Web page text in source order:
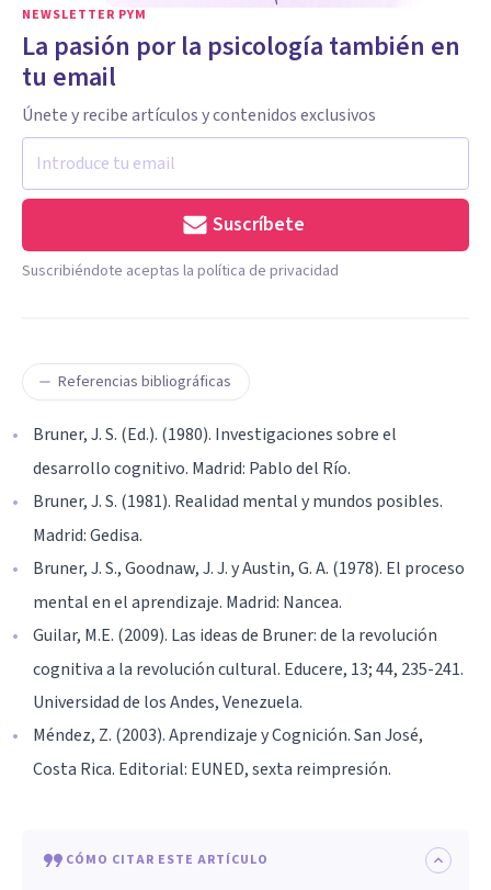
NEWSLETTER PYM
La pasión por la psicología también en
tu email
Únete y recibe artículos y contenidos exclusivos
Suscríbete
Suscribiéndote aceptas la política de privacidad
Referencias bibliográficas
Bruner, J. S. (Ed.). (1980). Investigaciones sobre el
desarrollo cognitivo. Madrid: Pablo del Río.
Bruner, J. S. (1981). Realidad mental y mundos posibles.
Madrid: Gedisa.
Bruner, J. S., Goodnaw, J. J. y Austin, G. A. (1978). El proceso
mental en el aprendizaje. Madrid: Nancea.
Guilar, M.E. (2009). Las ideas de Bruner: de la revolución
cognitiva a la revolución cultural. Educere, 13; 44, 235-241.
Universidad de los Andes, Venezuela.
Méndez, Z. (2003). Aprendizaje y Cognición. San José,
Costa Rica. Editorial: EUNED, sexta reimpresión.
CÓMO CITAR ESTE ARTÍCULO